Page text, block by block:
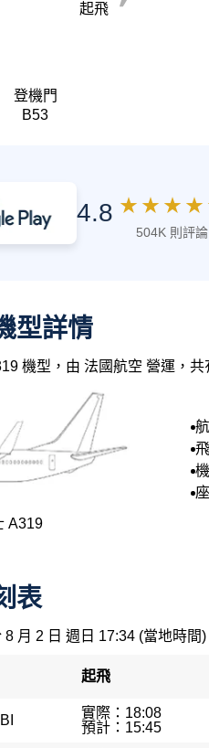
登機門
B53
起飛
4.8 ★ ★ ★ ★
504K 則評論
型詳情
機型，由 法國航空 營運，共
A319
表
月 2 日 週日 17:34 (當地時
起飛
實際：18:08
預計：15:45